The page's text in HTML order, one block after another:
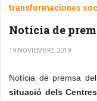
transformaciones
Notícia de
19 NOVIEMBRE 2019
Notícia de premsa
situació dels